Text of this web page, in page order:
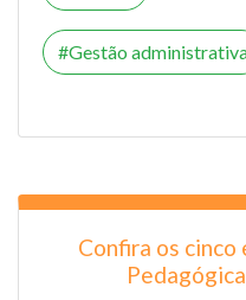
Gestão
Confira os cinco